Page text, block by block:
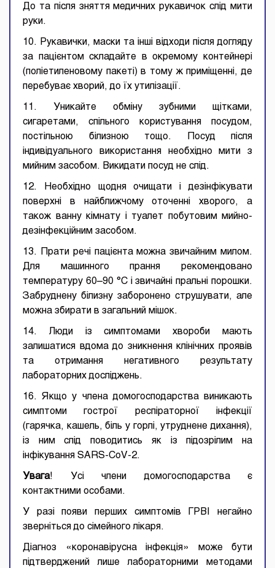
До та після зняття медичних рукавичок слід мити
руки.
10. Рукавички, маски та інші відходи після догляду
за пацієнтом складайте в окремому контейнері
(поліетиленовому пакеті) в тому ж приміщенні, де
перебуває хворий, до їх утилізації.
11. Уникайте обміну зубними щітками,
сигаретами, спільного користування посудом,
постільною білизною тощо. Посуд після
індивідуального використання необхідно мити з
мийним засобом. Викидати посуд не слід.
12. Необхідно щодня очищати і дезінфікувати
поверхні в найближчому оточенні хворого, а
також ванну кімнату і туалет побутовим мийно-
дезінфекційним засобом.
13. Прати речі пацієнта можна звичайним милом.
Для машинного прання рекомендовано
температуру 60–90 °C і звичайні пральні порошки.
Забруднену білизну заборонено струшувати, але
можна збирати в загальний мішок.
14. Люди із симптомами хвороби мають
залишатися вдома до зникнення клінічних проявів
та отримання негативного результату
лабораторних досліджень.
16. Якщо у члена домогосподарства виникають
симптоми гострої респіраторної інфекції
(гарячка, кашель, біль у горлі, утруднене дихання),
із ним слід поводитись як із підозрілим на
інфікування SARS-CoV-2.
Увага! Усі члени домогосподарства є
контактними особами.
У разі появи перших симптомів ГРВІ негайно
зверніться до сімейного лікаря.
Діагноз «коронавірусна інфекція» може бути
підтверджений лише лабораторними методами